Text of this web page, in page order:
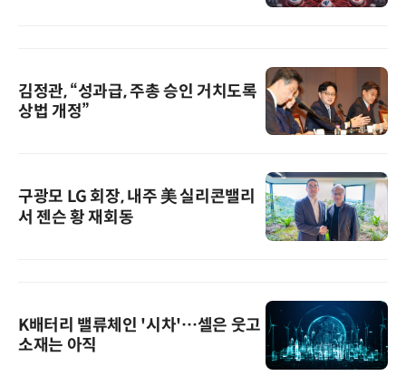
김정관, “성과급, 주총 승인 거치도록
상법 개정”
구광모 LG 회장, 내주 美 실리콘밸리
서 젠슨 황 재회동
K배터리 밸류체인 '시차'…셀은 웃고
소재는 아직